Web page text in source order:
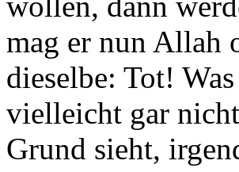
mag er nun Allah
dieselbe: Tot!
vielleicht gar
Grund sieht,